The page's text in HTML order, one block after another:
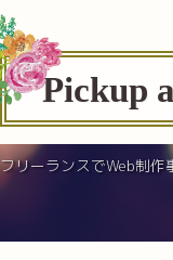
Pickup
フリーランスでWeb制